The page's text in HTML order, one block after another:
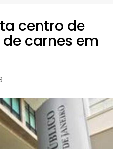
centro de
carnes em